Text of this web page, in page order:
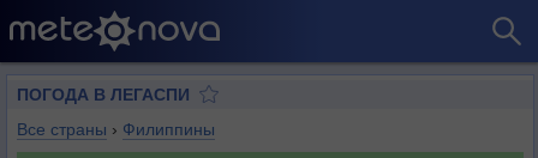
ПОГОДА В ЛЕГАСПИ
Все страны › Филиппины